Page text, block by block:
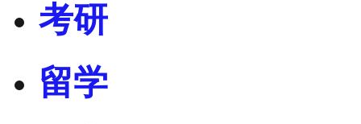
考研
留学